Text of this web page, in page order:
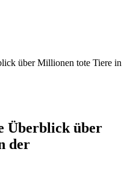
über Millionen tote Tiere in
Überblick über
der